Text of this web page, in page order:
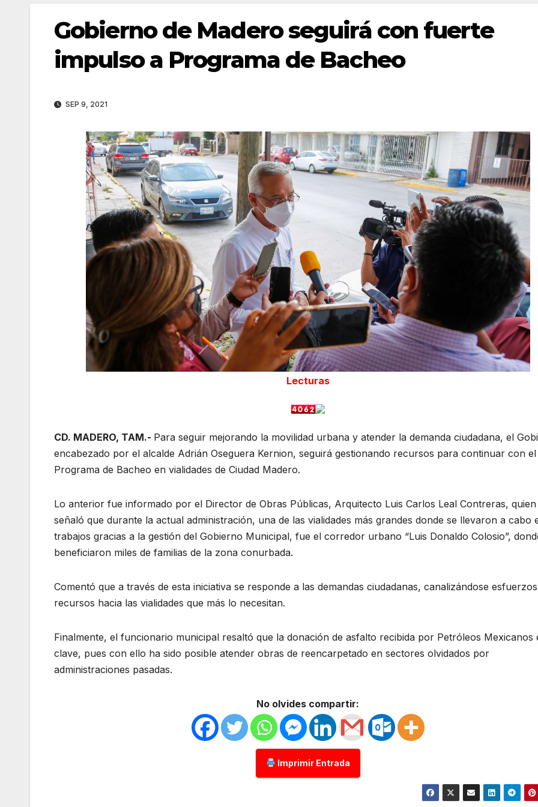
Gobierno de Madero seguirá con fuerte
impulso a Programa de Bacheo
SEP 9, 2021
Lecturas
CD. MADERO, TAM.- Para seguir mejorando la movilidad urbana y atender la demanda ciudadana, el
encabezado por el alcalde Adrián Oseguera Kernion, seguirá gestionando recursos para continuar con el
Programa de Bacheo en vialidades de Ciudad Madero.
Lo anterior fue informado por el Director de Obras Públicas, Arquitecto Luis Carlos Leal Contreras, quien
señaló que durante la actual administración, una de las vialidades más grandes donde se llevaron a cabo
trabajos gracias a la gestión del Gobierno Municipal, fue el corredor urbano “Luis Donaldo Colosio”,
beneficiaron miles de familias de la zona conurbada.
Comentó que a través de esta iniciativa se responde a las demandas ciudadanas, canalizándose
recursos hacia las vialidades que más lo necesitan.
Finalmente, el funcionario municipal resaltó que la donación de asfalto recibida por Petróleos Mexicanos
clave, pues con ello ha sido posible atender obras de reencarpetado en sectores olvidados por
administraciones pasadas.
No olvides compartir:
Imprimir Entrada